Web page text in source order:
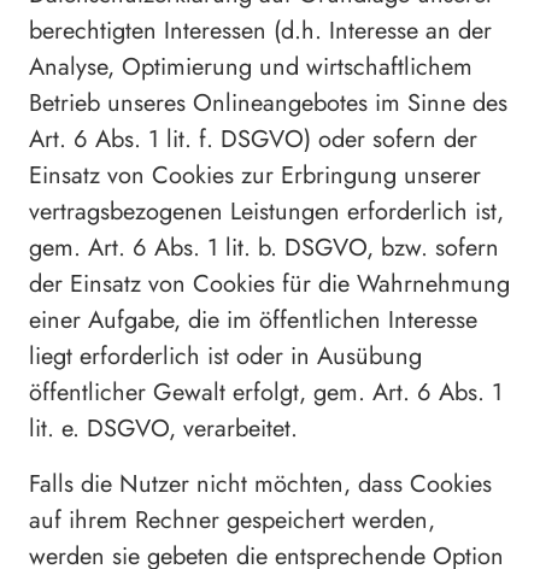
berechtigten Interessen (d.h. Interesse an der
Analyse, Optimierung und wirtschaftlichem
Betrieb unseres Onlineangebotes im Sinne des
Art. 6 Abs. 1 lit. f. DSGVO) oder sofern der
Einsatz von Cookies zur Erbringung unserer
vertragsbezogenen Leistungen erforderlich ist,
gem. Art. 6 Abs. 1 lit. b. DSGVO, bzw. sofern
der Einsatz von Cookies für die Wahrnehmung
einer Aufgabe, die im öffentlichen Interesse
liegt erforderlich ist oder in Ausübung
öffentlicher Gewalt erfolgt, gem. Art. 6 Abs. 1
lit. e. DSGVO, verarbeitet.
Falls die Nutzer nicht möchten, dass Cookies
auf ihrem Rechner gespeichert werden,
werden sie gebeten die entsprechende Option